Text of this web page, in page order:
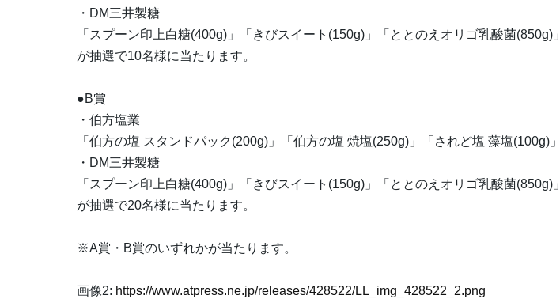
・DM三井製糖
「スプーン印上白糖(400g)」「きびスイート(150g)」「ととのえオリゴ乳酸菌(850g)」
が抽選で10名様に当たります。
●B賞
・伯方塩業
「伯方の塩 スタンドパック(200g)」「伯方の塩 焼塩(250g)」「されど塩 藻塩(100g)」
・DM三井製糖
「スプーン印上白糖(400g)」「きびスイート(150g)」「ととのえオリゴ乳酸菌(850g)」
が抽選で20名様に当たります。
※A賞・B賞のいずれかが当たります。
画像2: https://www.atpress.ne.jp/releases/428522/LL_img_428522_2.png